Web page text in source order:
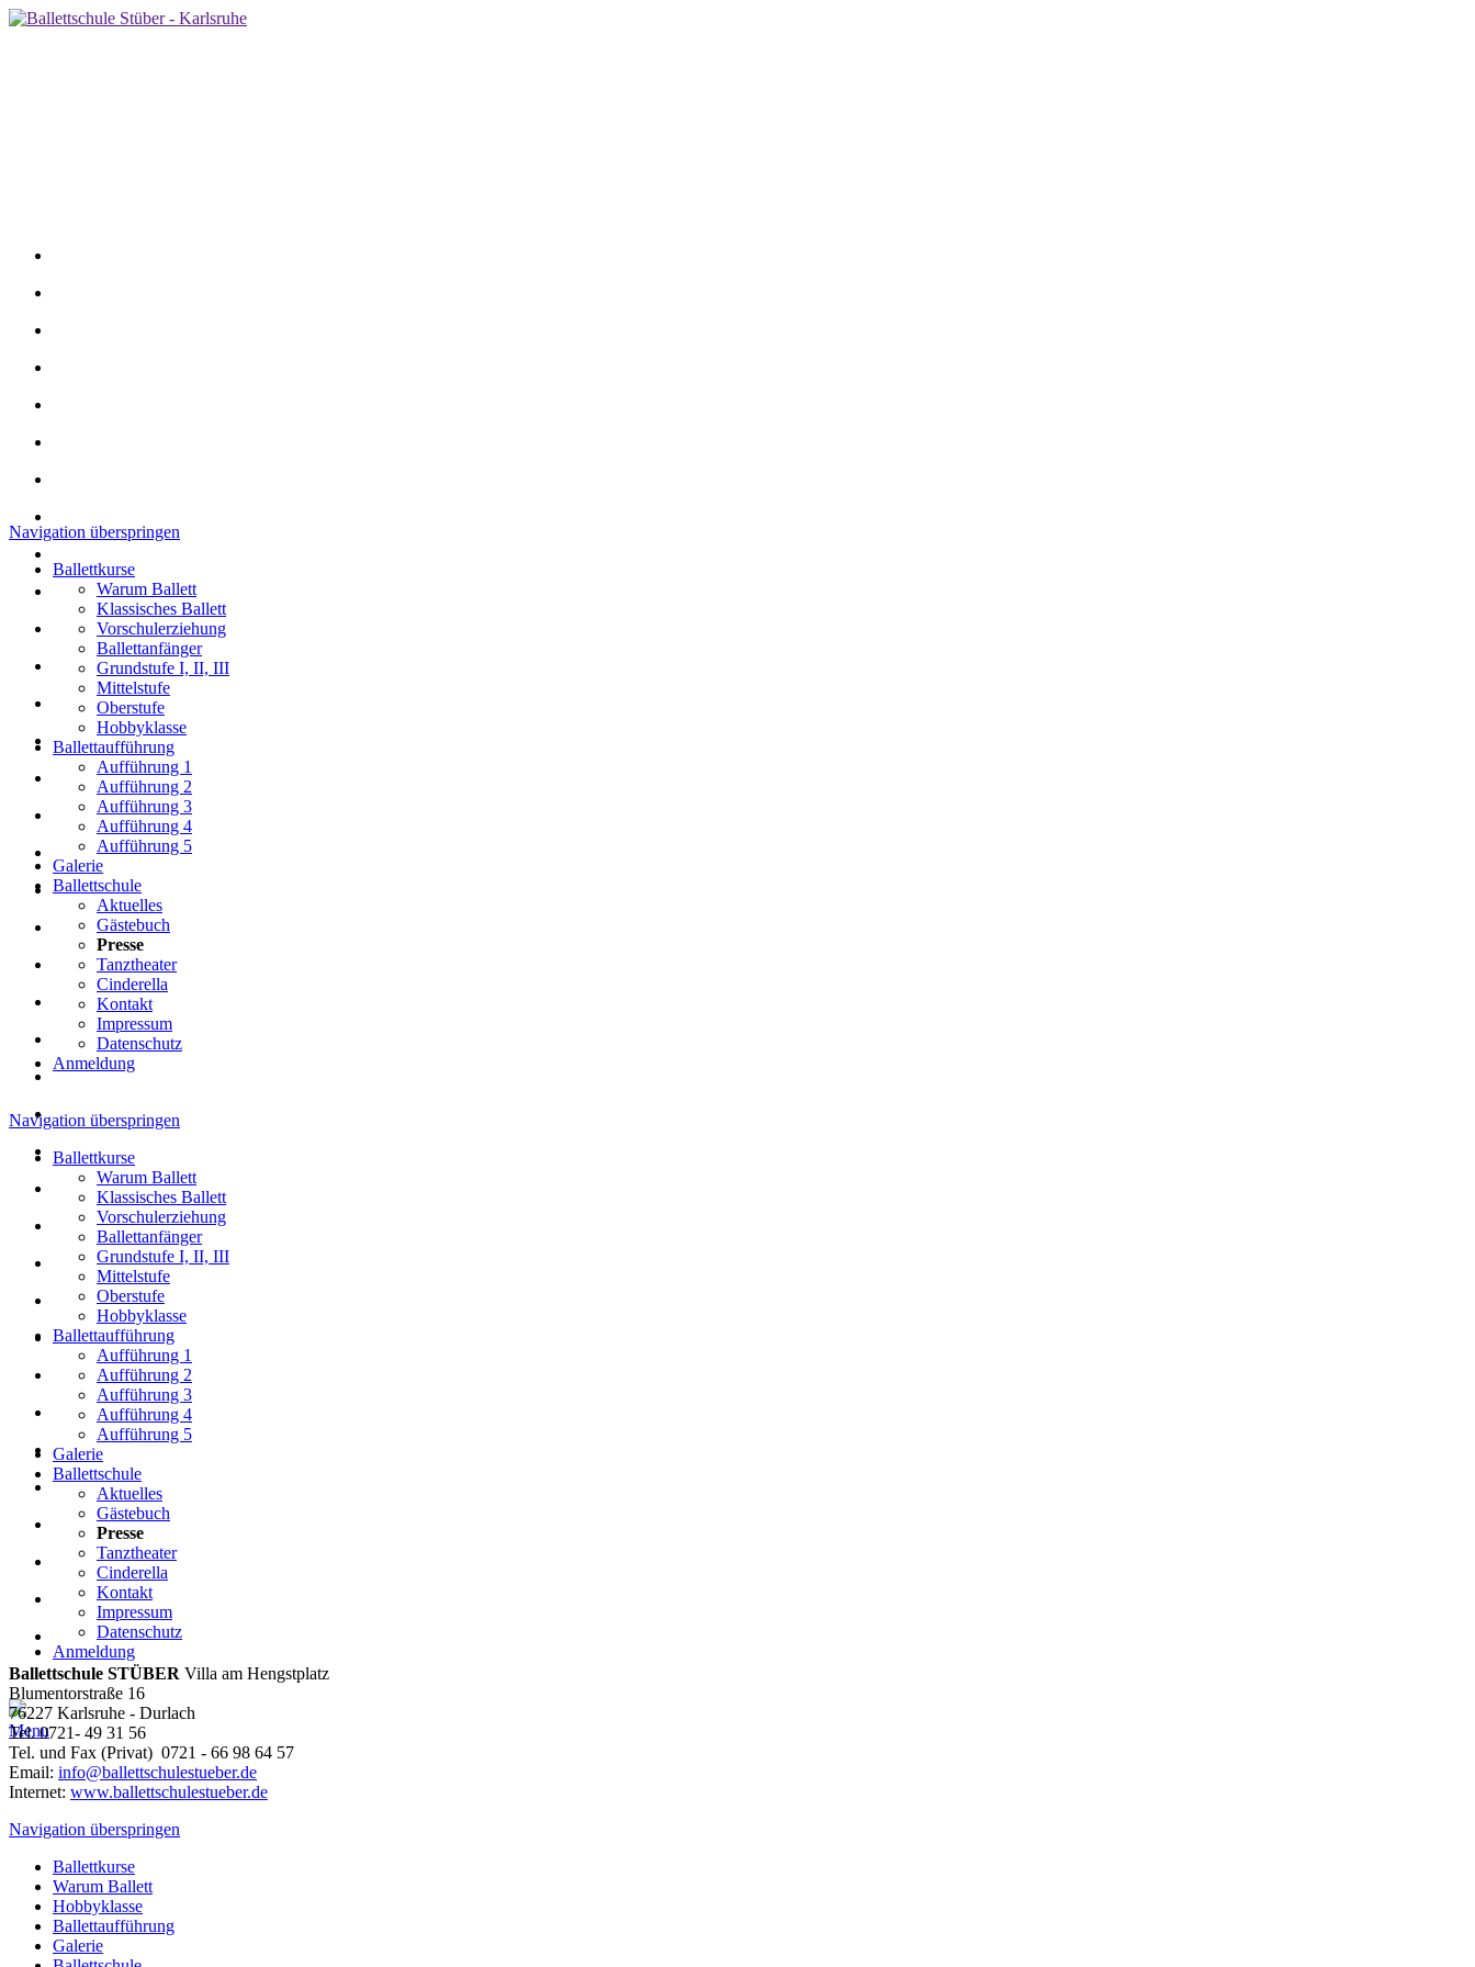
Navigation überspringen
Ballettkurse
Warum Ballett
Klassisches Ballett
Vorschulerziehung
Ballettanfänger
Grundstufe I, II, III
Mittelstufe
Oberstufe
Hobbyklasse
Ballettaufführung
Aufführung 1
Aufführung 2
Aufführung 3
Aufführung 4
Aufführung 5
Galerie
Ballettschule
Aktuelles
Gästebuch
Presse
Tanztheater
Cinderella
Kontakt
Impressum
Datenschutz
Anmeldung
Navigation überspringen
Ballettkurse
Warum Ballett
Klassisches Ballett
Vorschulerziehung
Ballettanfänger
Grundstufe I, II, III
Mittelstufe
Oberstufe
Hobbyklasse
Ballettaufführung
Aufführung 1
Aufführung 2
Aufführung 3
Aufführung 4
Aufführung 5
Galerie
Ballettschule
Aktuelles
Gästebuch
Presse
Tanztheater
Cinderella
Kontakt
Impressum
Datenschutz
Anmeldung
Menu
Ballettschule STÜBER Villa am Hengstplatz
Blumentorstraße 16
76227 Karlsruhe - Durlach
Tel. 0721- 49 31 56
Tel. und Fax (Privat) 0721 - 66 98 64 57
Email: info@ballettschulestueber.de
Internet: www.ballettschulestueber.de
Navigation überspringen
Ballettkurse
Warum Ballett
Hobbyklasse
Ballettaufführung
Galerie